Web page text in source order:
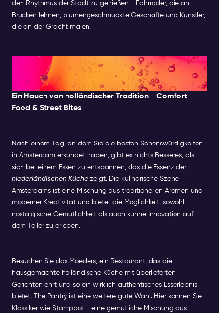
den Rhythmus der Stadt zu genießen - Fahrräder, die an
Brücken lehnen, blumengeschmückte Geschäfte und Künstler,
die an der Gracht malen.
Abend: Essen, Nachtleben &
Unterhaltung
Ein Hauch von holländischer Tradition - Comfort
Food & Street Bites
Nach einem Tag, an dem Sie die besten Sehenswürdigkeiten
in Amsterdam erkundet haben, gibt es nichts Besseres, als
sich bei einem Essen zu entspannen, das die Essenz der
niederländischen Küche zeigt. Die kulinarische Szene
Amsterdams ist eine Mischung aus traditionellen Aromen und
moderner Kreativität und bietet die Möglichkeit, sowohl
nostalgische Gemütlichkeit als auch kühne Innovation auf
dem Teller zu erleben.
Besuchen Sie das Moeders, ein Restaurant, das die
hausgemachte holländische Küche mit überlieferten
Gerichten ehrt und so ein wirklich authentisches Esserlebnis
bietet. The Pantry ist eine weitere gute Wahl. Hier können Sie
Klassiker wie Stamppot - eine gemütliche Mischung aus